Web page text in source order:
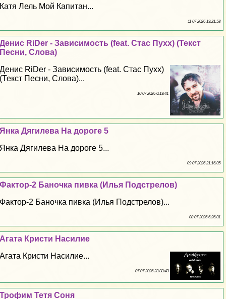
Катя Лель Мой Капитан...
11 07 2026 19:21:58
Денис RiDer - Зависимость (feat. Стас Пухх) (Текст
Песни, Слова)
Денис RiDer - Зависимость (feat. Стас Пухх)
(Текст Песни, Слова)...
10 07 2026 0:19:41
Янка Дягилева На дороге 5
Янка Дягилева На дороге 5...
09 07 2026 21:16:35
Фактор-2 Баночка пивка (Илья Подстрелов)
Фактор-2 Баночка пивка (Илья Подстрелов)...
08 07 2026 6:26:31
Агата Кристи Насилие
Агата Кристи Насилие...
07 07 2026 23:33:43
Трофим Тетя Соня